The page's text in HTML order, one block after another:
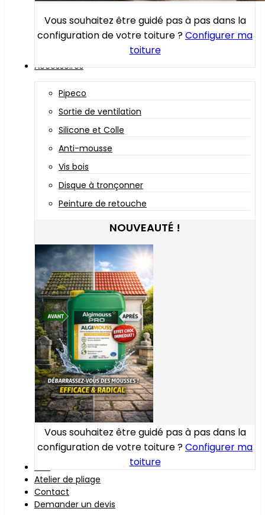
Vous souhaitez être guidé pas à pas dans la
configuration de votre toiture ?Configurer ma
toiture
Accessoires
Pipeco
Sortie de ventilation
Silicone et Colle
Anti-mousse
Vis bois
Disque à tronçonner
Peinture de retouche
NOUVEAUTÉ !
Vous souhaitez être guidé pas à pas dans la
configuration de votre toiture ?Configurer ma
toiture
Atelier de pliage
Contact
Demander un devis